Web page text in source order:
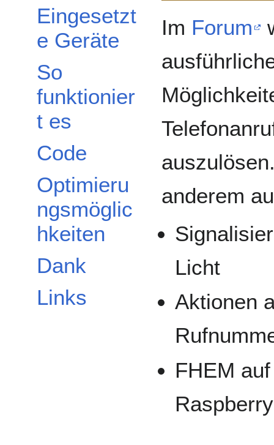
Eingesetzt
e Geräte
So
funktionier
t es
Code
Optimieru
ngsmöglic
hkeiten
Dank
Links
Im Forum
anderem
Licht
Aktionen
FHEM